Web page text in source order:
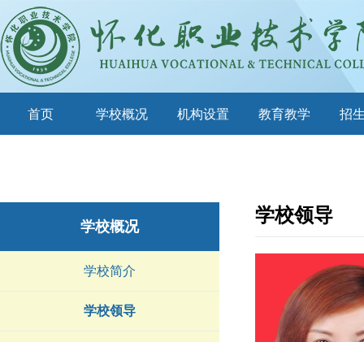
首页 学校概况 机构设置 教育教学 招
学校概况
学校简介
学校领导
学校领导